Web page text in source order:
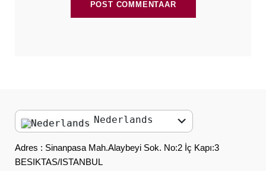
Nederlands
English
العربية
Adres : Sinanpasa Mah.Alaybeyi Sok. No:2 İç Kapı:3
BESIKTAS/ISTANBUL